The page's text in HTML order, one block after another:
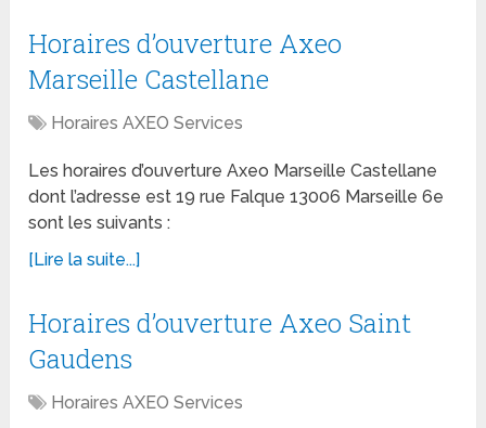
Horaires d’ouverture Axeo
Marseille Castellane
Horaires AXEO Services
Les horaires d’ouverture Axeo Marseille Castellane
dont l’adresse est 19 rue Falque 13006 Marseille 6e
sont les suivants :
[Lire la suite...]
Horaires d’ouverture Axeo Saint
Gaudens
Horaires AXEO Services